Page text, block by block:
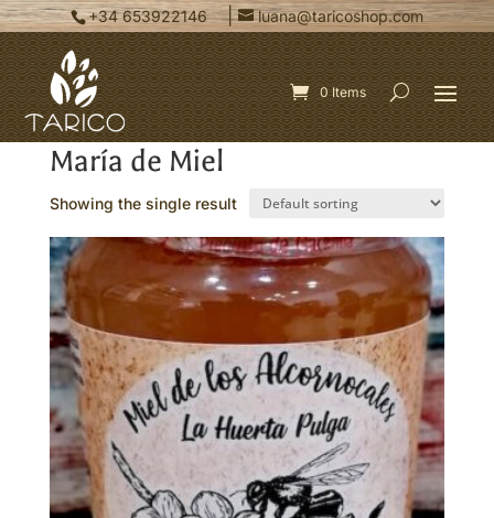
+34 653922146 | luana@taricoshop.com
0 Items
Home/ Products tagged “María de Miel”
María de Miel
Showing the single result